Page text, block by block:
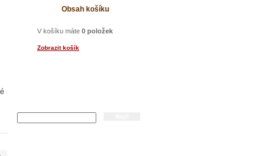
Obsah košíku
V košíku máte 0 položek
Zobrazit košík